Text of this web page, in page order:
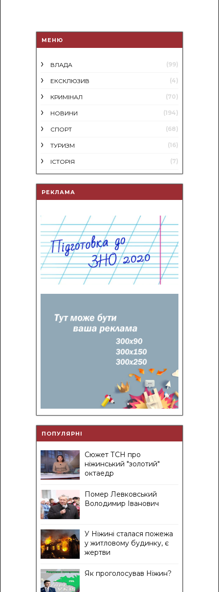
МЕНЮ
ВЛАДА (99)
ЕКСКЛЮЗИВ (4)
КРИМІНАЛ (70)
НОВИНИ (194)
СПОРТ (68)
ТУРИЗМ (16)
ІСТОРІЯ (7)
РЕКЛАМА
ПОПУЛЯРНІ
Сюжет ТСН про
ніжинський "золотий"
октаедр
Помер Левковський
Володимир Іванович
У Ніжині сталася пожежа
у житловому будинку, є
жертви
Як проголосував Ніжин?